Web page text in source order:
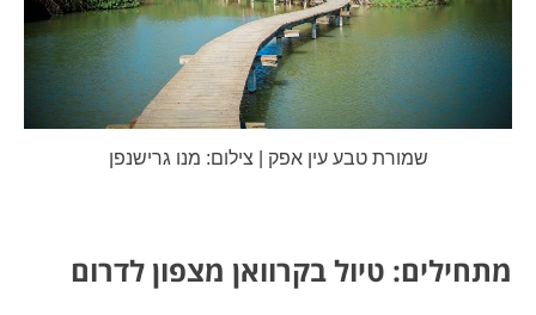
שמורת טבע עין אפק | צילום: מנו גרישנפן
מתחילים: טיול בקרוואן מצפון לדרום